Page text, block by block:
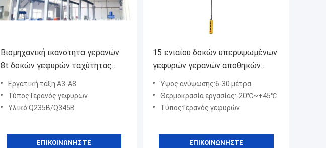
Βιομηχανική ικανότητα γερανών
8t δοκών γεφυρών ταχύτητας
ανύψωσης 5m/Min
Εργατική τάξη:A3-A8
Τύπος:Γερανός γεφυρών
Υλικό:Q235B/Q345B
ΕΠΙΚΟΙΝΩΝΉΣΤΕ
15 ενιαίου δοκών υπερυψωμένων
γεφυρών γερανών αποθηκών
εμπορευμάτων τόνοι μεγέθους
εργαστηρίων συμπαγούς
ελαφριού
Ύψος ανύψωσης:6-30 μέτρα
Θερμοκρασία εργασίας:-20℃~+45℃
Τύπος:Γερανός γεφυρών
ΕΠΙΚΟΙΝΩΝΉΣΤΕ